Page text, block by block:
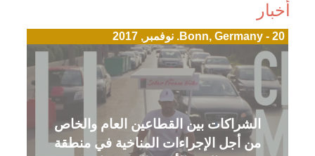
أخبار
Bonn, Germany - 20. نوفمبر, 2017
الشراكات بين القطاعين العام والخاص
من أجل الإجراءات المناخية في منطقة